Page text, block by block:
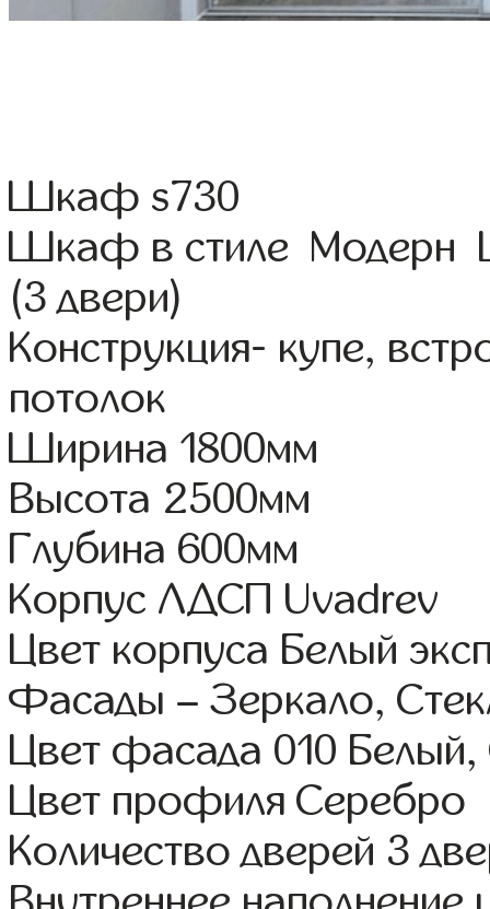
Шкаф s730
Шкаф в стиле Модерн
(3 двери)
Конструкция- купе,
потолок
Ширина 1800мм
Высота 2500мм
Глубина 600мм
Корпус ЛДСП Uvadrev
Цвет корпуса Белый
Фасады – Зеркало,
Цвет фасада 010
Цвет профиля Серебро
Количество дверей 3